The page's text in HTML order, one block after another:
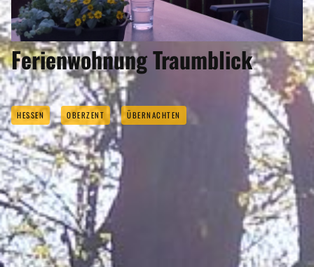
Ferienwohnung Traumblick
HESSEN OBERZENT ÜBERNACHTEN
OBERZENT GEHÖRT ZU DEN
REGIONEN